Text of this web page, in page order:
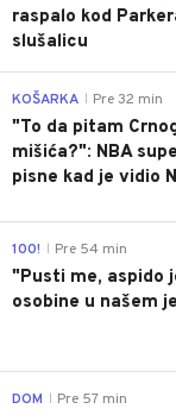
raspalo kod
slušalicu
KOŠARKA Pre 32 min
"To da pitam
mišića?": NBA
pisne kad je vidio
100! Pre 54 min
"Pusti me, aspido
osobine u našem
DOM Pre 57 min